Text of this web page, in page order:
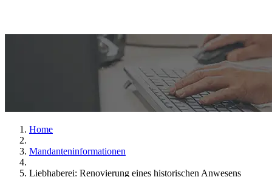
Home
Mandanteninformationen
Liebhaberei: Renovierung eines historischen Anwesens